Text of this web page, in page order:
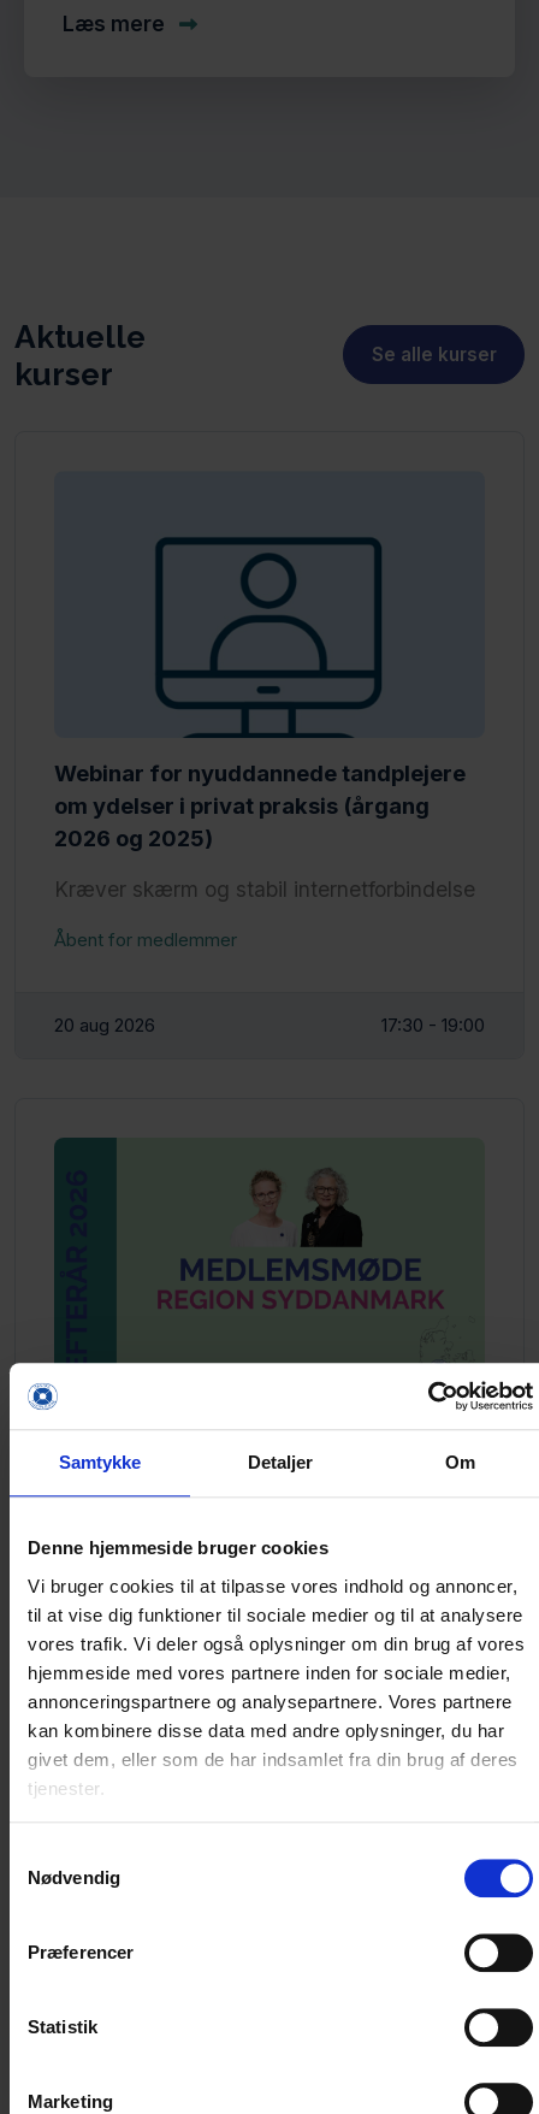
Samtykke Detaljer Om
Denne hjemmeside bruger cookies
Vi bruger cookies til at tilpasse vores indhold og annoncer,
til at vise dig funktioner til sociale medier og til at analysere
vores trafik. Vi deler også oplysninger om din brug af vores
hjemmeside med vores partnere inden for sociale medier,
annonceringspartnere og analysepartnere. Vores partnere
kan kombinere disse data med andre oplysninger, du har
givet dem, eller som de har indsamlet fra din brug af deres
tjenester.
Nødvendig
Præferencer
Statistik
Marketing
Læs mere
Aktuelle
kurser
Se alle kurser
Webinar for nyuddannede tandplejere
om ydelser i privat praksis (årgang
2026 og 2025)
Kræver skærm og stabil internetforbindelse
Åbent for medlemmer
20 aug 2026 17:30 - 19:00
Gratis medlemsmøde i Region
Syddanmark - efterår 2026
18:00 - 20:30